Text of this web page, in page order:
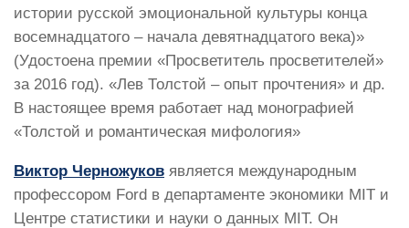
истории русской эмоциональной культуры конца
восемнадцатого – начала девятнадцатого века)»
(Удостоена премии «Просветитель просветителей»
за 2016 год). «Лев Толстой – опыт прочтения» и др.
В настоящее время работает над монографией
«Толстой и романтическая мифология»
Виктор Черножуков является международным
профессором Ford в департаменте экономики MIT и
Центре статистики и науки о данных MIT. Он